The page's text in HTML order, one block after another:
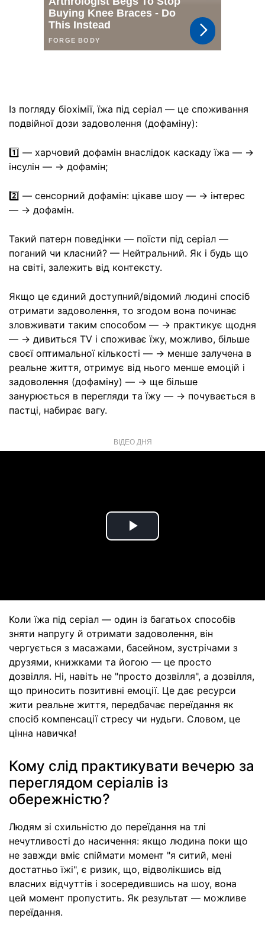
Із погляду біохімії, їжа під серіал — це споживання
подвійної дози задоволення (дофаміну):
1️⃣ — харчовий дофамін внаслідок каскаду їжа — ->
інсулін — -> дофамін;
2️⃣ — сенсорний дофамін: цікаве шоу — -> інтерес
— -> дофамін.
Такий патерн поведінки — поїсти під серіал —
поганий чи класний? — Нейтральний. Як і будь що
на світі, залежить від контексту.
Якщо це єдиний доступний/відомий людині спосіб
отримати задоволення, то згодом вона починає
зловживати таким способом — -> практикує щодня
— -> дивиться TV і споживає їжу, можливо, більше
своєї оптимальної кількості — -> менше залучена в
реальне життя, отримує від нього менше емоцій і
задоволення (дофаміну) — -> ще більше
занурюється в перегляди та їжу — -> почувається в
пастці, набирає вагу.
ВІДЕО ДНЯ
Play
Коли їжа під серіал — один із багатьох способів
зняти напругу й отримати задоволення, він
чергується з масажами, басейном, зустрічами з
друзями, книжками та йогою — це просто
дозвілля. Ні, навіть не "просто дозвілля", а дозвілля,
що приносить позитивні емоції. Це дає ресурси
жити реальне життя, передбачає переїдання як
спосіб компенсації стресу чи нудьги. Словом, це
цінна навичка!
Кому слід практикувати вечерю за
переглядом серіалів із
обережністю?
Людям зі схильністю до переїдання на тлі
нечутливості до насичення: якщо людина поки що
не завжди вміє спіймати момент "я ситий, мені
достатньо їжі", є ризик, що, відволікшись від
власних відчуттів і зосередившись на шоу, вона
цей момент пропустить. Як результат — можливе
переїдання.